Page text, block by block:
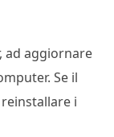
ad aggiornare
Se il
i